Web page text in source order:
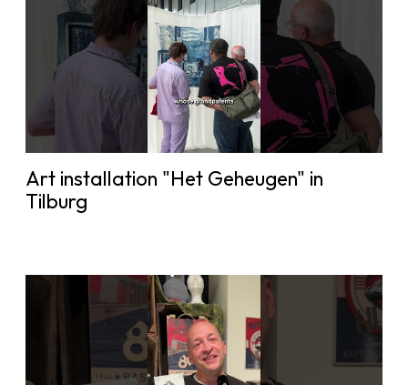
Art installation "Het Geheugen" in
Tilburg